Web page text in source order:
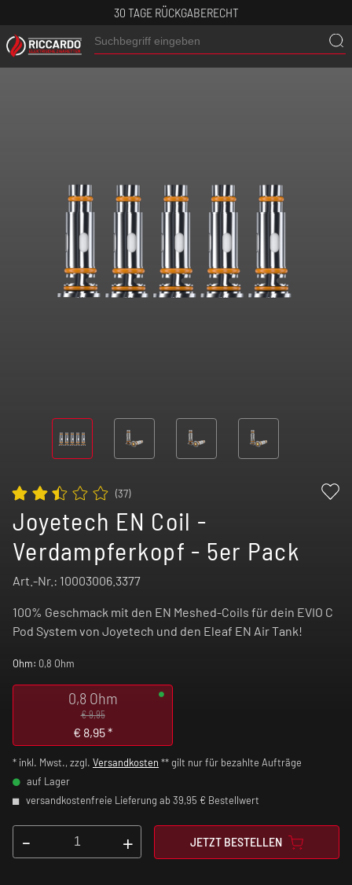
30 TAGE RÜCKGABERECHT
(37)
Joyetech EN Coil -
Verdampferkopf - 5er Pack
Art.-Nr.: 10003006.3377
100% Geschmack mit den EN Meshed-Coils für dein EVIO C
Pod System von Joyetech und den Eleaf EN Air Tank!
Ohm: 0,8 Ohm
0,8 Ohm
€ 9,95
€ 8,95*
* inkl. Mwst., zzgl. Versandkosten ** gilt nur für bezahlte Aufträge
auf Lager
versandkostenfreie Lieferung ab 39,95 € Bestellwert
- + JETZT BESTELLEN